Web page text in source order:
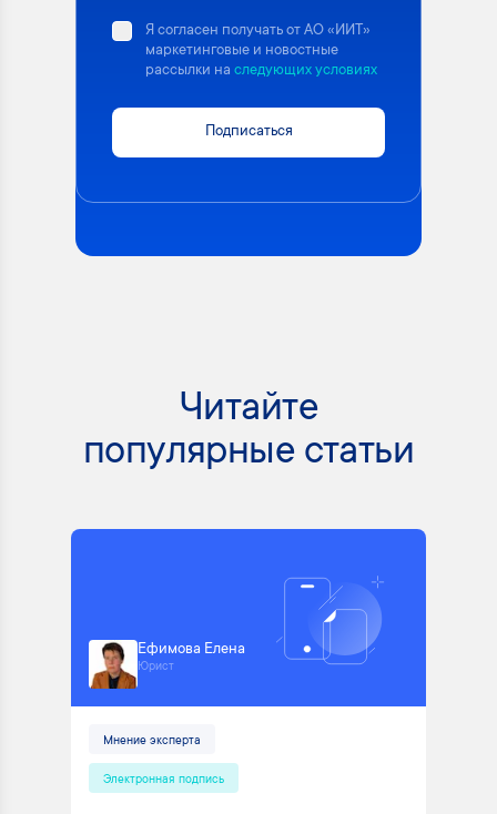
Я согласен получать от АО «ИИТ»
маркетинговые и новостные
рассылки на следующих условиях
Подписаться
Читайте
популярные статьи
Ефимова Елена
Юрист
Мнение эксперта
Электронная подпись